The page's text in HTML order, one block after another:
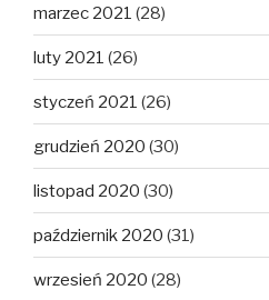
marzec 2021 (28)
luty 2021 (26)
styczeń 2021 (26)
grudzień 2020 (30)
listopad 2020 (30)
październik 2020 (31)
wrzesień 2020 (28)